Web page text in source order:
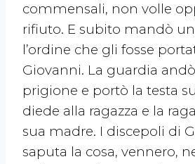
commensali, non volle
rifiuto. E subito mandò
l’ordine che gli fosse
Giovanni. La guardia
prigione e portò la testa
diede alla ragazza e la
sua madre. I discepoli di
saputa la cosa, vennero,